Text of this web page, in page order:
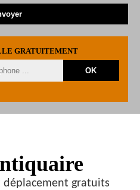
GRATUITEMENT
déplacement gratuits